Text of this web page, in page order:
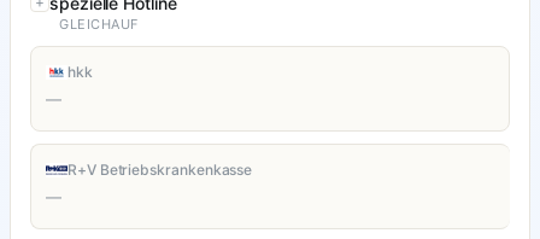
GLEICHAUF
hkk
—
R+V Betriebskrankenkasse
—